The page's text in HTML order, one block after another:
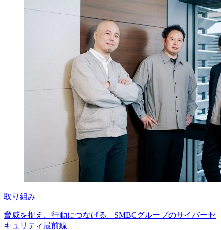
取り組み
脅威を捉え、行動につなげる。SMBCグループのサイバーセ
キュリティ最前線